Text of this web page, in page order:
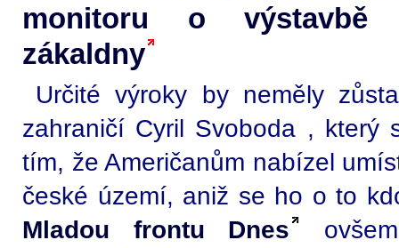
monitoru o výstavbě
zákaldny
Určité výroky by neměly
zahraničí Cyril Svoboda , který
tím, že Američanům nabízel
české území, aniž se ho o to
Mladou frontu Dnes